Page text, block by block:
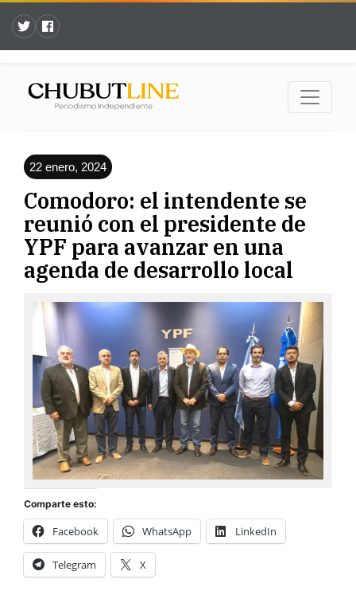
22 enero, 2024
Comodoro: el intendente se
reunió con el presidente de
YPF para avanzar en una
agenda de desarrollo local
Comparte esto:
Facebook WhatsApp LinkedIn
Telegram X